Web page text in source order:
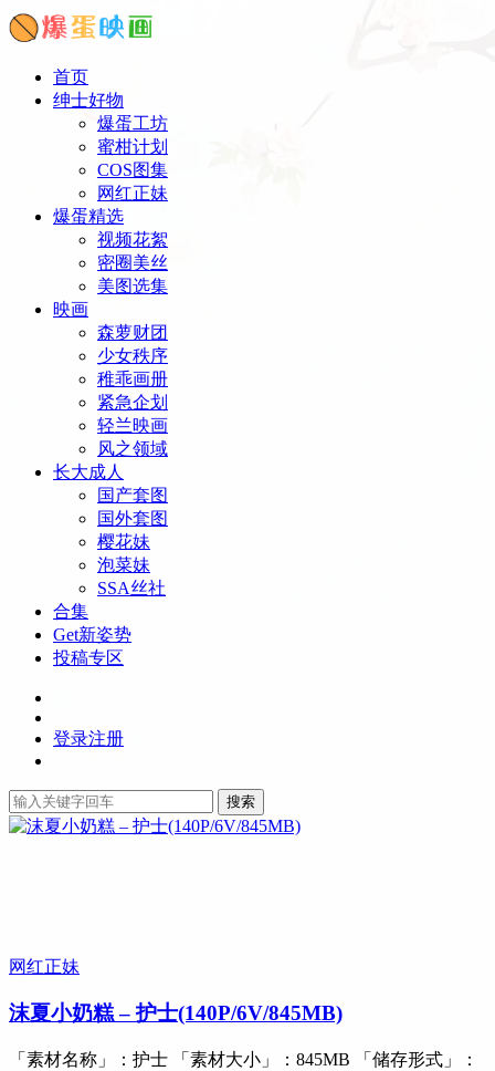
首页
绅士好物
爆蛋工坊
蜜柑计划
COS图集
网红正妹
爆蛋精选
视频花絮
密圈美丝
美图选集
映画
森萝财团
少女秩序
稚乖画册
紧急企划
轻兰映画
风之领域
长大成人
国产套图
国外套图
樱花妹
泡菜妹
SSA丝社
合集
Get新姿势
投稿专区
登录注册
搜索
网红正妹
沫夏小奶糕 – 护士(140P/6V/845MB)
「素材名称」：护士 「素材大小」：845MB 「储存形式」：